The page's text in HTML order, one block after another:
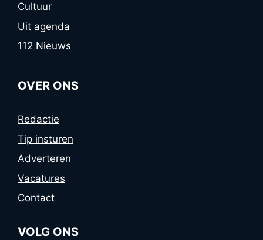
Cultuur
Uit agenda
112 Nieuws
OVER ONS
Redactie
Tip insturen
Adverteren
Vacatures
Contact
VOLG ONS